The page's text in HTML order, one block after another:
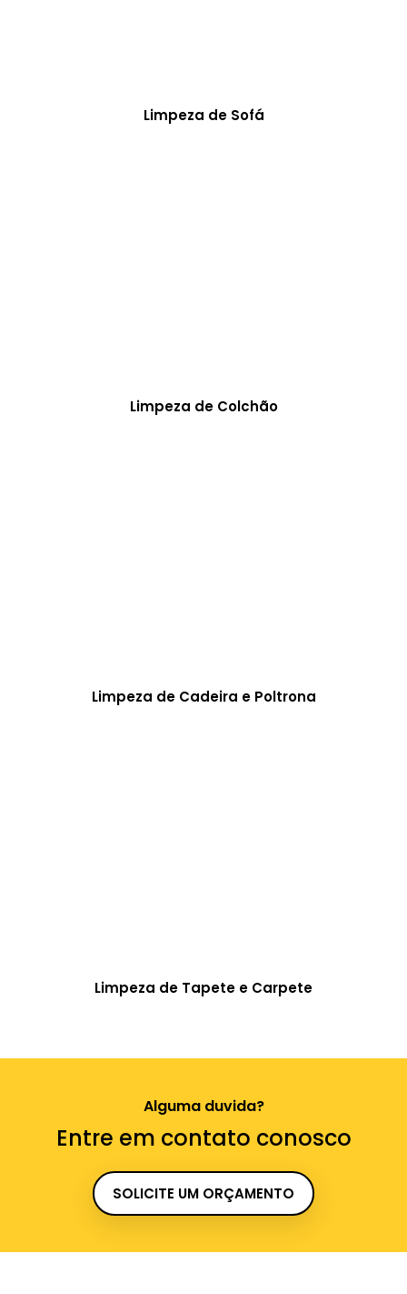
Limpeza de Sofá
Limpeza de Colchão
Limpeza de Cadeira e Poltrona
Limpeza de Tapete e Carpete
Alguma duvida?
Entre em contato conosco
SOLICITE UM ORÇAMENTO